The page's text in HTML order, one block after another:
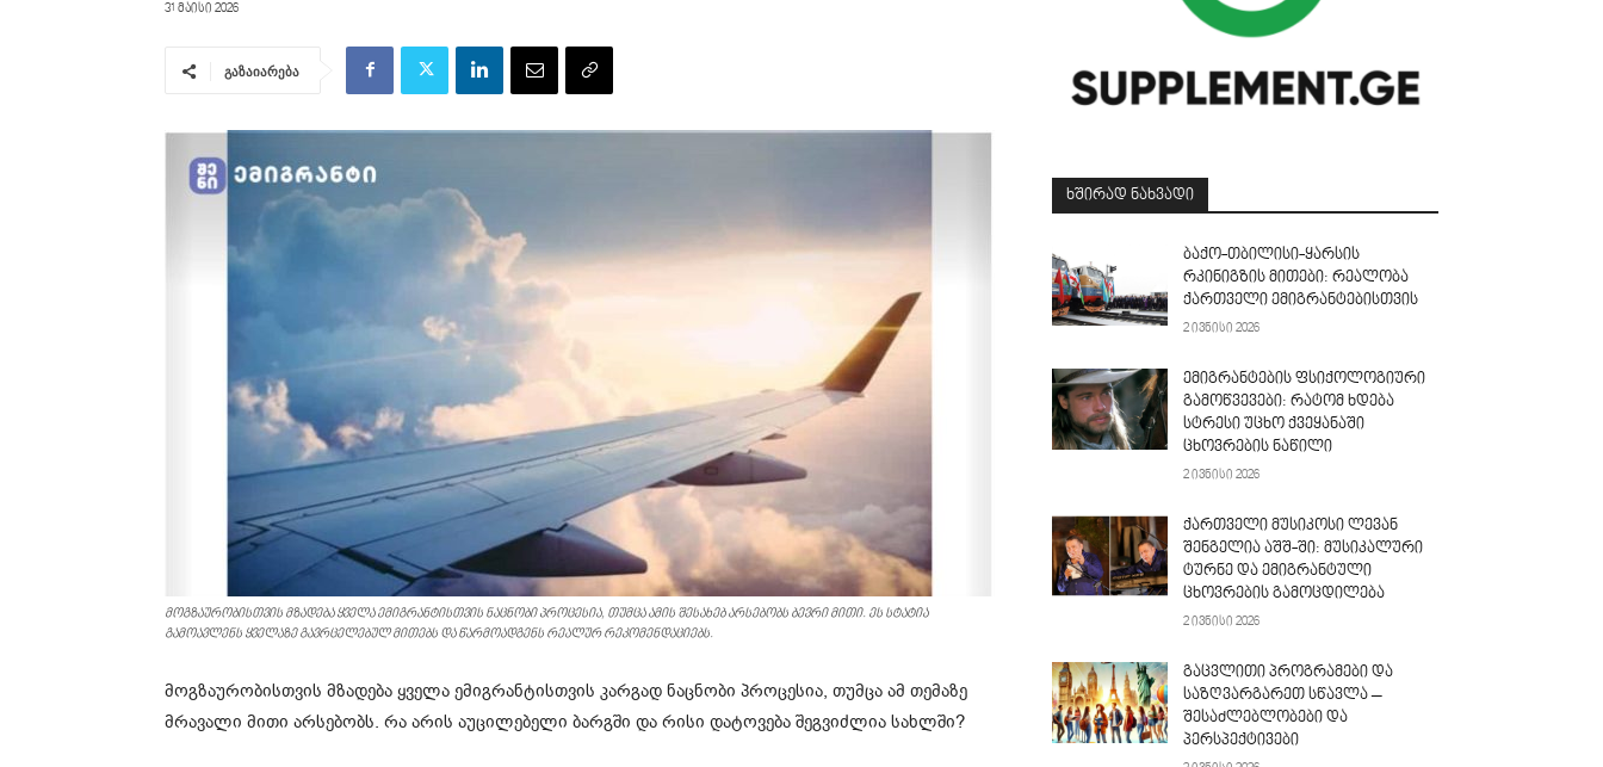
31 მაისი 2026
გაზაიარება
მოგზაურობისთვის მზადება ყველა ემიგრანტისთვის ნაცნობი პროცესია, თუმცა ამის შესახებ არსებობს ბევრი მითი. ეს სტატია
გამოავლენს ყველაზე გავრცელებულ მითებს და წარმოადგენს რეალურ რეკომენდაციებს.
მოგზაურობისთვის მზადება ყველა ემიგრანტისთვის კარგად ნაცნობი პროცესია, თუმცა ამ თემაზე
მრავალი მითი არსებობს. რა არის აუცილებელი ბარგში და რისი დატოვება შეგვიძლია სახლში?
ᲮᲨᲘᲠᲐᲓ ᲜᲐᲮᲕᲐᲓᲘ
ბაქო-თბილისი-ყარსის
რკინიგზის მითები: რეალობა
ქართველი ემიგრანტებისთვის
2 ივნისი 2026
ემიგრანტების ფსიქოლოგიური
გამოწვევები: რატომ ხდება
სტრესი უცხო ქვეყანაში
ცხოვრების ნაწილი
2 ივნისი 2026
ქართველი მუსიკოსი ლევან
შენგელია აშშ-ში: მუსიკალური
ტურნე და ემიგრანტული
ცხოვრების გამოცდილება
2 ივნისი 2026
გაცვლითი პროგრამები და
საზღვარგარეთ სწავლა –
შესაძლებლობები და
პერსპექტივები